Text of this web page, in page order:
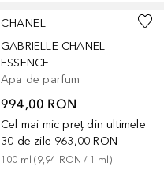
CHANEL
GABRIELLE CHANEL
ESSENCE
Apa de parfum
994,00 RON
Cel mai mic preț din ultimele
30 de zile 963,00 RON
100 ml (9,94 RON / 1 ml)